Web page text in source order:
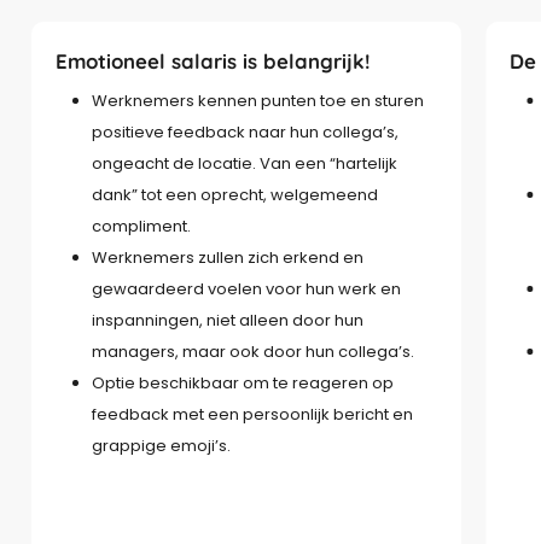
Emotioneel salaris is belangrijk!
Werknemers kennen punten toe en sturen
positieve feedback naar hun collega’s,
ongeacht de locatie. Van een “hartelijk
dank” tot een oprecht, welgemeend
compliment.
Werknemers zullen zich erkend en
gewaardeerd voelen voor hun werk en
inspanningen, niet alleen door hun
managers, maar ook door hun collega’s.
Optie beschikbaar om te reageren op
feedback met een persoonlijk bericht en
grappige emoji’s.